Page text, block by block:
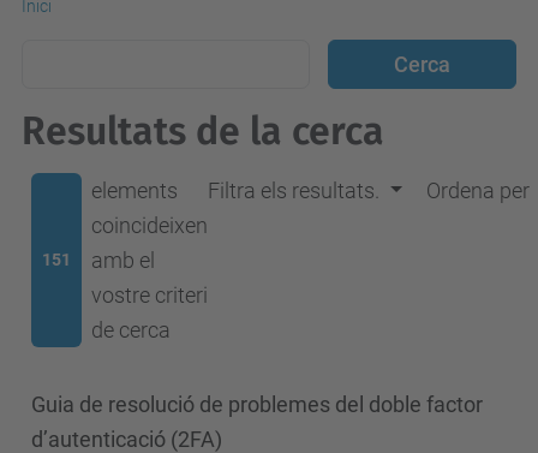
Inici
Resultats de la cerca
151
elements
coincideixen
amb el
vostre criteri
de cerca
Filtra els resultats. Ordena per
Guia de resolució de problemes del doble factor
d’autenticació (2FA)